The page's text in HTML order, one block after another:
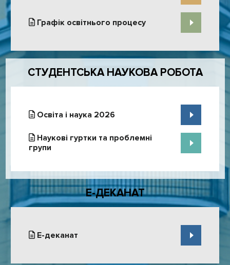
Графік освітнього процесу
СТУДЕНТСЬКА НАУКОВА РОБОТА
Освіта і наука 2026
Наукові гуртки та проблемні
групи
Е-ДЕКАНАТ
Е-деканат